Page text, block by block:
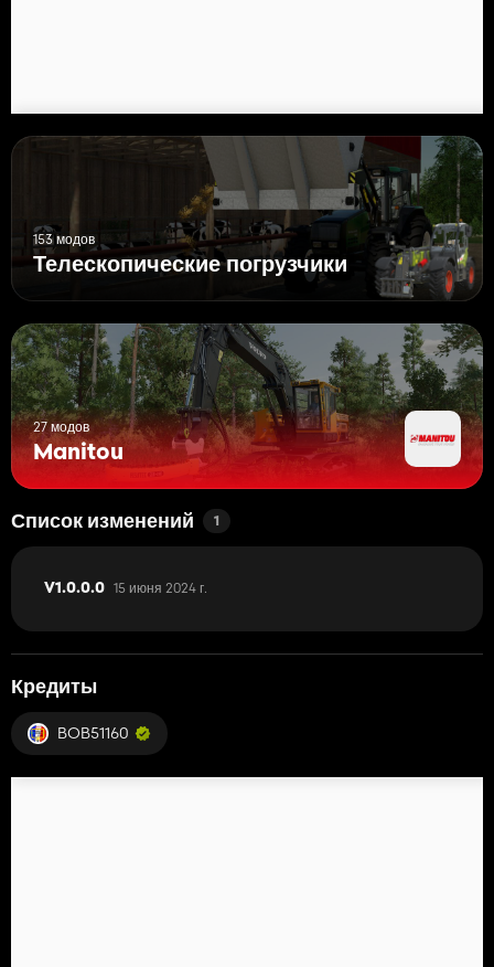
153 модов
Телескопические погрузчики
27 модов
Manitou
Список изменений 1
V1.0.0.0 15 июня 2024 г.
Кредиты
BOB51160